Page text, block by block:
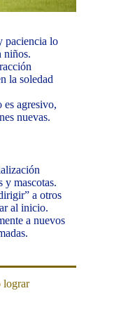
paciencia lo
niños.
la soledad
es agresivo,
nuevas.
y mascotas.
a otros
al inicio.
a nuevos
lograr